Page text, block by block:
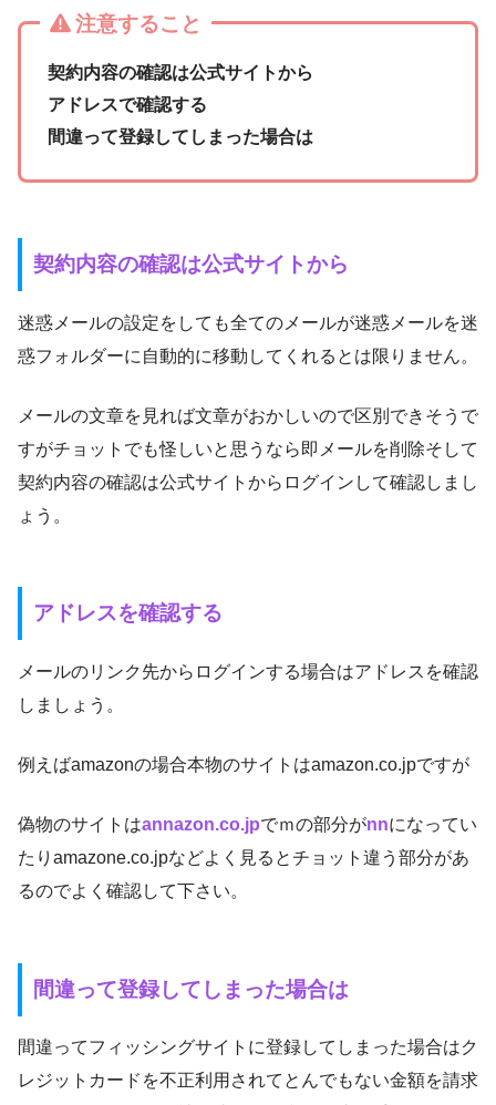
注意すること
契約内容の確認は公式サイトから
アドレスで確認する
間違って登録してしまった場合は
契約内容の確認は公式サイトから
迷惑メールの設定をしても全てのメールが迷惑メールを迷
惑フォルダーに自動的に移動してくれるとは限りません。
メールの文章を見れば文章がおかしいので区別できそうで
すがチョットでも怪しいと思うなら即メールを削除そして
契約内容の確認は公式サイトからログインして確認しまし
ょう。
アドレスを確認する
メールのリンク先からログインする場合はアドレスを確認
しましょう。
例えばamazonの場合本物のサイトはamazon.co.jpですが
偽物のサイトはannazon.co.jpでｍの部分がnnになってい
たりamazone.co.jpなどよく見るとチョット違う部分があ
るのでよく確認して下さい。
間違って登録してしまった場合は
間違ってフィッシングサイトに登録してしまった場合はク
レジットカードを不正利用されてとんでもない金額を請求